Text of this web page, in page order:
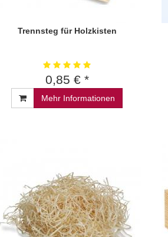
Trennsteg für Holzkisten
0,85 € *
Mehr Informationen